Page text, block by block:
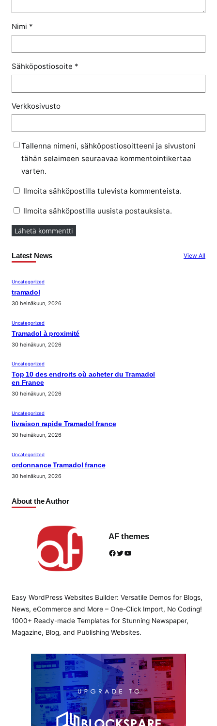
Nimi *
Sähköpostiosoite *
Verkkosivusto
Tallenna nimeni, sähköpostiosoitteeni ja sivustoni
tähän selaimeen seuraavaa kommentointikertaa
varten.
Ilmoita sähköpostilla tulevista kommenteista.
Ilmoita sähköpostilla uusista postauksista.
Latest News View All
Uncategorized
tramadol
30 heinäkuun, 2026
Uncategorized
Tramadol à proximité
30 heinäkuun, 2026
Uncategorized
Top 10 des endroits où acheter du Tramadol
en France
30 heinäkuun, 2026
Uncategorized
livraison rapide Tramadol france
30 heinäkuun, 2026
Uncategorized
ordonnance Tramadol france
30 heinäkuun, 2026
About the Author
AF themes
Facebook Twitter YouTube
Easy WordPress Websites Builder: Versatile Demos for Blogs,
News, eCommerce and More – One-Click Import, No Coding!
1000+ Ready-made Templates for Stunning Newspaper,
Magazine, Blog, and Publishing Websites.